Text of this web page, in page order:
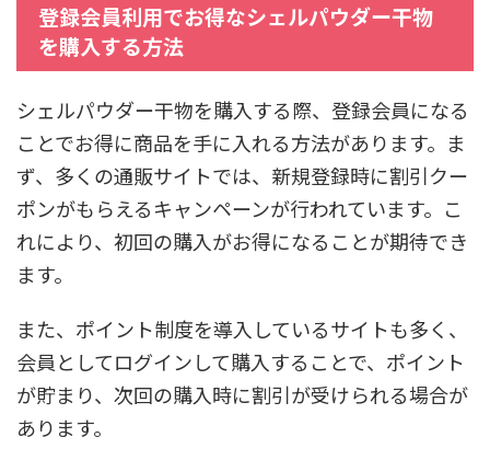
登録会員利用でお得なシェルパウダー干物
を購入する方法
シェルパウダー干物を購入する際、登録会員になる
ことでお得に商品を手に入れる方法があります。ま
ず、多くの通販サイトでは、新規登録時に割引クー
ポンがもらえるキャンペーンが行われています。こ
れにより、初回の購入がお得になることが期待でき
ます。
また、ポイント制度を導入しているサイトも多く、
会員としてログインして購入することで、ポイント
が貯まり、次回の購入時に割引が受けられる場合が
あります。